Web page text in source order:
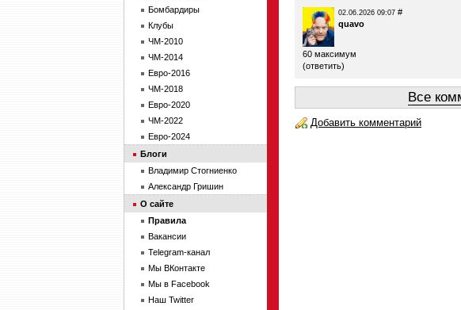
02.06.2026 09:07 #
quavo
60 максимум
(ответить)
Все
Добавить комментарий
Бомбардиры
Клубы
ЧМ-2010
ЧМ-2014
Евро-2016
ЧМ-2018
Евро-2020
ЧМ-2022
Евро-2024
Блоги
Владимир Стогниенко
Александр Гришин
О сайте
Правила
Вакансии
Telegram-канал
Мы ВКонтакте
Мы в Facebook
Наш Twitter